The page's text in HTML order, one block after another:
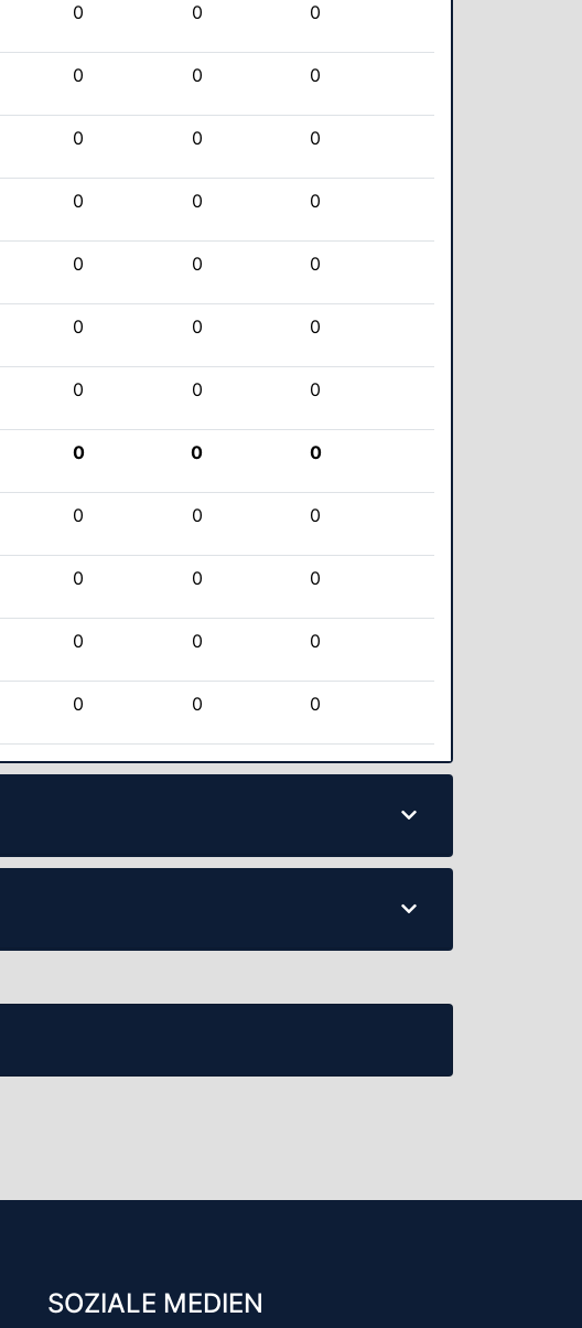
0 0 0
0 0 0
0 0 0
0 0 0
0 0 0
0 0 0
0 0 0
0 0 0
0 0 0
0 0 0
0 0 0
0 0 0
SOZIALE MEDIEN